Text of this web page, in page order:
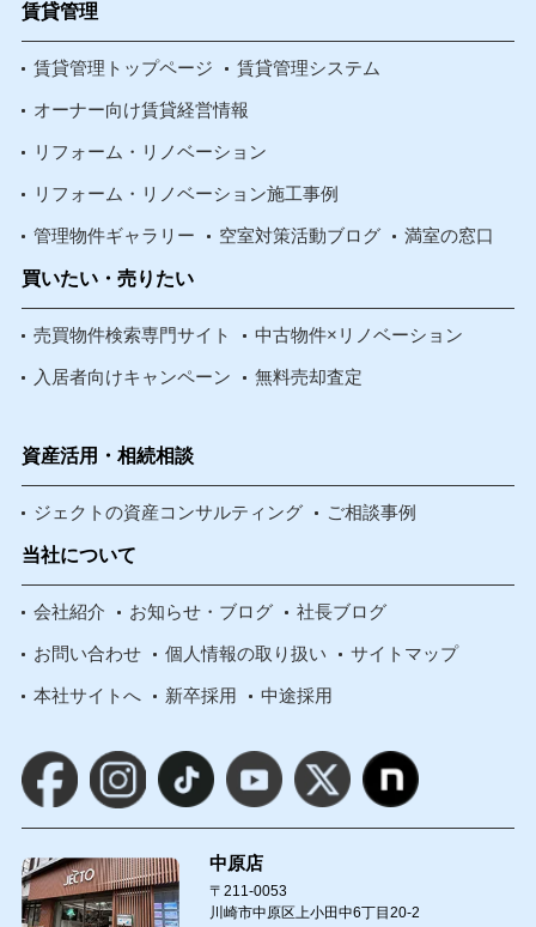
賃貸管理
賃貸管理トップページ 賃貸管理システム
オーナー向け賃貸経営情報
リフォーム・リノベーション
リフォーム・リノベーション施工事例
管理物件ギャラリー 空室対策活動ブログ 満室の窓口
買いたい・売りたい
売買物件検索専門サイト 中古物件×リノベーション
入居者向けキャンペーン 無料売却査定
資産活用・相続相談
ジェクトの資産コンサルティング ご相談事例
当社について
会社紹介 お知らせ・ブログ 社長ブログ
お問い合わせ 個人情報の取り扱い サイトマップ
本社サイトへ 新卒採用 中途採用
中原店
〒211-0053
川崎市中原区上小田中6丁目20-2